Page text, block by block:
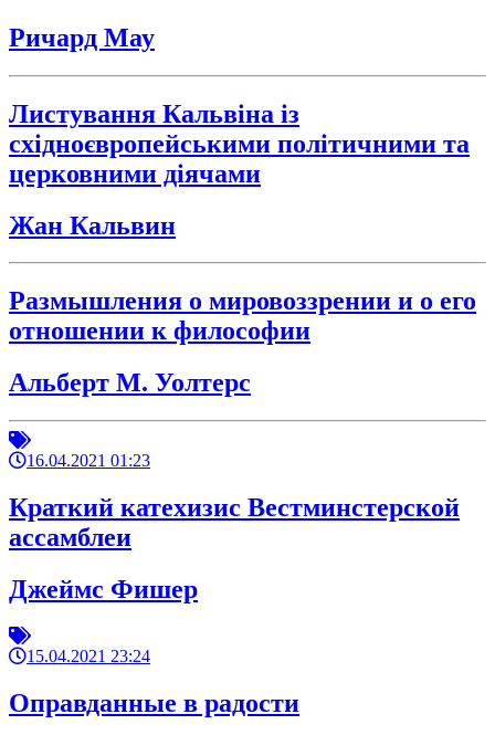
Ричард Мау
Листування Кальвіна із
східноєвропейськими політичними та
церковними діячами
Жан Кальвин
Размышления о мировоззрении и о его
отношении к философии
Альберт М. Уолтерс
16.04.2021 01:23
Краткий катехизис Вестминстерской
ассамблеи
Джеймс Фишер
15.04.2021 23:24
Оправданные в радости